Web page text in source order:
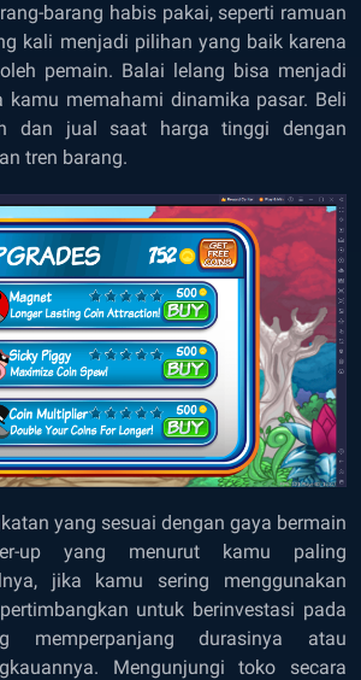
barang habis pakai, seperti ramuan
kali menjadi pilihan yang baik karena
pemain. Balai lelang bisa menjadi
kamu memahami dinamika pasar. Beli
dan jual saat harga tinggi dengan
tren barang.
yang sesuai dengan gaya bermain
up yang menurut kamu paling
jika kamu sering menggunakan
untuk berinvestasi pada
memperpanjang durasinya atau
Mengunjungi toko secara